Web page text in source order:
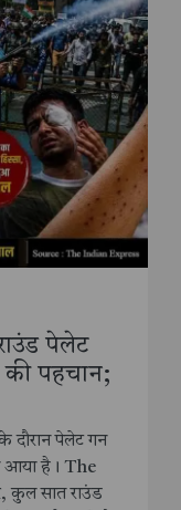
पेलेट
की पहचान;
दौरान पेलेट गन
आया है। The
कुल सात राउंड